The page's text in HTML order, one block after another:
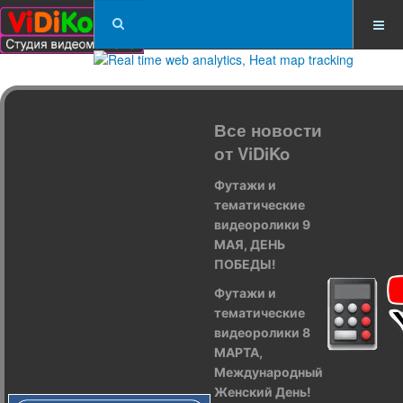
Все новости
от ViDiKo
Футажи и
тематические
видеоролики 9
МАЯ, ДЕНЬ
ПОБЕДЫ!
Футажи и
тематические
видеоролики 8
МАРТА,
Международный
Женский День!